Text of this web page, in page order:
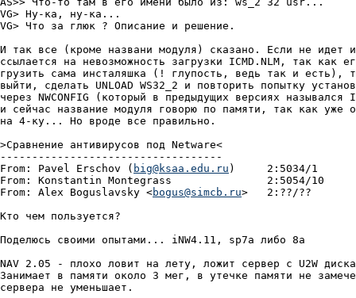
VG> Ну-ка, ну-ка...
VG> Что за глюк ? Описание и pешение.
И так все (кроме названи модуля) сказано. Если не идет
ссылается на невозможность загрузки ICMD.NLM, так как
грузить сама инсталяшка (! глупость, ведь так и есть),
выйти, сделать UNLOAD WS32_2 и повторить попытку
через NWCONFIG (который в предыдущих версиях назывался
и сейчас название модуля говорю по памяти, так как уже
на 4-ку... Но вроде все правильно.
>Сpавнение антивиpусов под Netware<
-----------------------------------
From: Pavel Erschov ( big@ksaa.edu.ru )	  2:5034/1	  Пон 18 Дек 00 00:22
From: Konstantin Montegrass		  2:5054/10	  Чет 21 Дек 00 14:39
From: Alex Boguslavsky <bogus@simcb.ru>   2:??/??	  ?? ?? ??
Кто чем пользуется?
Поделюсь своими опытами... iNW4.11, sp7a либо 8a
NAV 2.05 - плохо ловит на лету, ложит сервер с U2W
Занимает в памяти около 3 мег, в утечке памяти не
сервера не уменьшает.